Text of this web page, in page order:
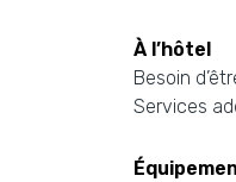
À l’hôtel
Besoin
Services